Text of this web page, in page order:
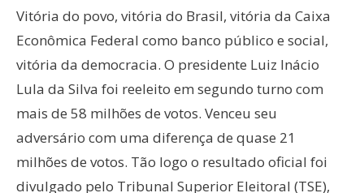
Vitória do povo, vitória do Brasil, vitória da Caixa
Econômica Federal como banco público e social,
vitória da democracia. O presidente Luiz Inácio
Lula da Silva foi reeleito em segundo turno com
mais de 58 milhões de votos. Venceu seu
adversário com uma diferença de quase 21
milhões de votos. Tão logo o resultado oficial foi
divulgado pelo Tribunal Superior Eleitoral (TSE),